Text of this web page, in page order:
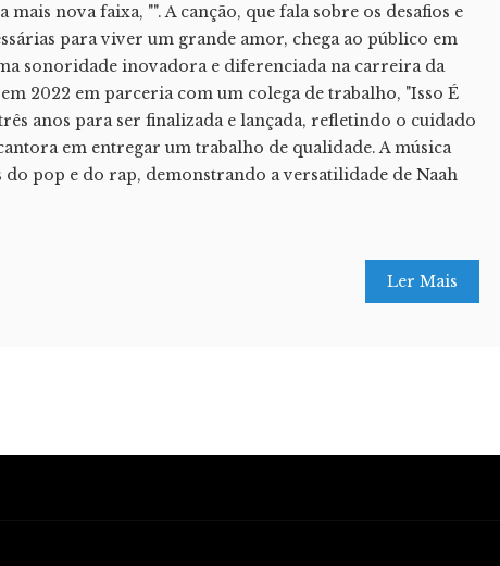
mais nova faixa, "". A canção, que fala sobre os desafios e
para viver um grande amor, chega ao público em
sonoridade inovadora e diferenciada na carreira da
2022 em parceria com um colega de trabalho, "Isso É
anos para ser finalizada e lançada, refletindo o cuidado
em entregar um trabalho de qualidade. A música
do pop e do rap, demonstrando a versatilidade de Naah
Ler Mais